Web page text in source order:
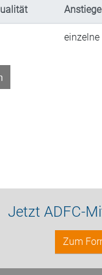
Anstiege
einzelne
Jetzt ADFC-
Zum